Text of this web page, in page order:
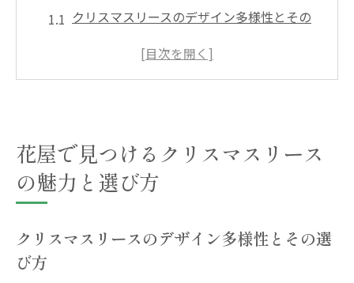
クリスマスリースのデザイン多様性とその
リースに使用される素材の特長と選び方
リース選びのポイントとプロのアドバイス
地域の伝統を生かしたクリスマスリース
オリジナルリースでクリスマスを彩る方法
スの特徴
花屋で見つけるクリスマスリース
の魅力と選び方
クリスマスリースのデザイン多様性とその選
び方